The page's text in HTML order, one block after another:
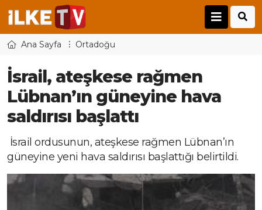
Ana Sayfa Ortadoğu
İsrail, ateşkese rağmen
Lübnan’ın güneyine hava
saldırısı başlattı
İsrail ordusunun, ateşkese rağmen Lübnan’ın
güneyine yeni hava saldırısı başlattığı belirtildi.